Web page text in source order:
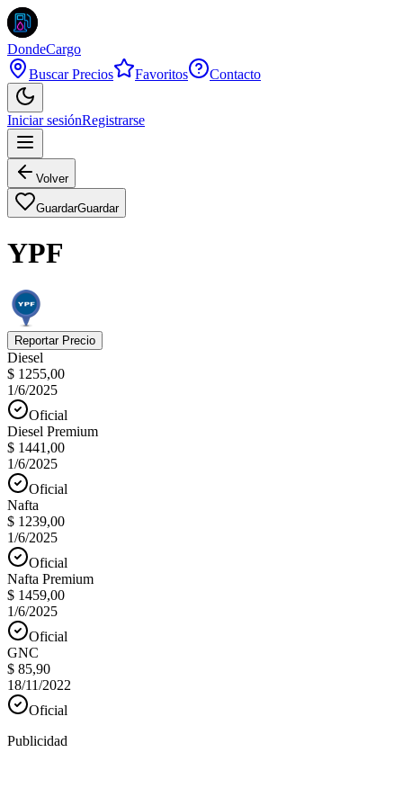
DondeCargo
Buscar Precios
Favoritos Contacto
Iniciar sesiónRegistrarse
Volver
GuardarGuardar
YPF
Reportar Precio
Diesel
$ 1255,00
1/6/2025
Oficial
Diesel Premium
$ 1441,00
1/6/2025
Oficial
Nafta
$ 1239,00
1/6/2025
Oficial
Nafta Premium
$ 1459,00
1/6/2025
Oficial
GNC
$ 85,90
18/11/2022
Oficial
Publicidad